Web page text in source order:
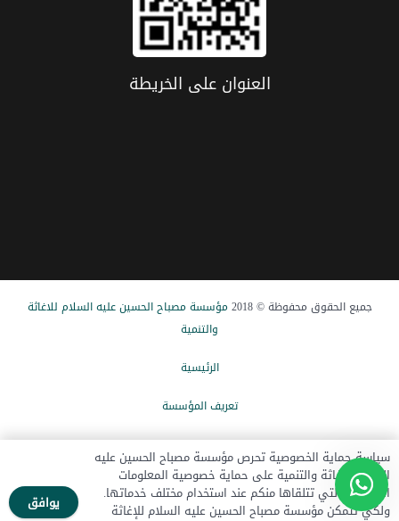
العنوان علی الخریطة
جميع الحقوق محفوظة © 2018
مؤسسة مصباح الحسین علیه السلام للاغاثة
والتنمیة
الرئيسیة
تعریف المؤسسة
الاخبار
تبرع الآن
سياسة حماية الخصوصية تحرص مؤسسة مصباح الحسين عليه
السلام للإغاثة والتنمية على حماية خصوصية المعلومات
الشخصية التي تتلقاها منكم عند استخدام مختلف خدماتها.
ولكي تتمكن مؤسسة مصباح الحسين عليه السلام للإغاثة
يوافق